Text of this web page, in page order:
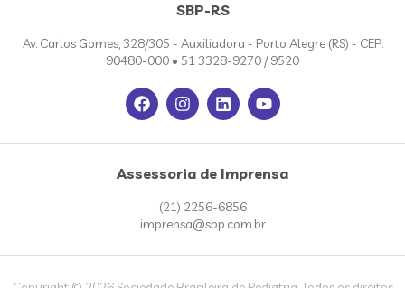
SBP-RS
Av. Carlos Gomes, 328/305 - Auxiliadora - Porto Alegre (RS) - CEP:
90480-000 • 51 3328-9270 / 9520
Assessoria de Imprensa
(21) 2256-6856
imprensa@sbp.com.br